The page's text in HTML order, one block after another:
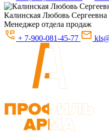
Калинская Любовь Сергеевна
Менеджер отдела продаж
+ 7-900-081-45-77